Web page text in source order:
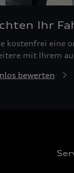
Ihr
kostenfrei eine
mit Ihrem
bewerten